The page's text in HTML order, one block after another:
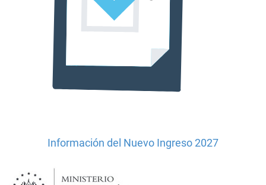
Información del Nuevo Ingreso 2027